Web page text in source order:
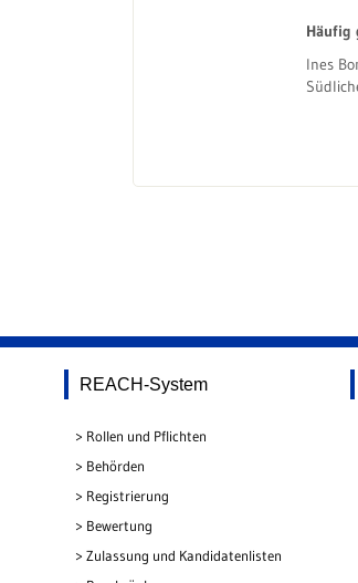
Häufig
Ines
REACH-System
Rollen und Pflichten
Behörden
Registrierung
Bewertung
Zulassung und Kandidatenlisten